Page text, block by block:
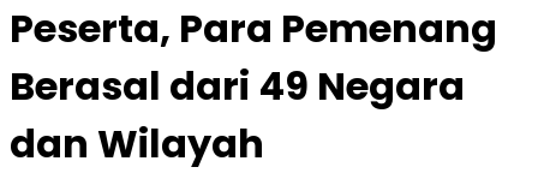
Peserta, Para Pemenang
Berasal dari 49 Negara
dan Wilayah